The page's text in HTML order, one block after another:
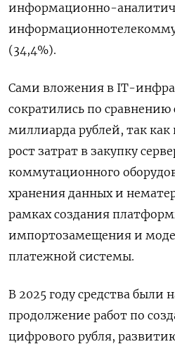
информационно-
(34,4%).
Сами вложения в IT-
сократились по сравнению
миллиарда рублей, так как
рост затрат в ​закупку
коммутационного
хранения данных ⁠и
рамках создания
импортозамещения и
платежной системы.
В 2025 году средства были
продолжение работ по
цифрового рубля,